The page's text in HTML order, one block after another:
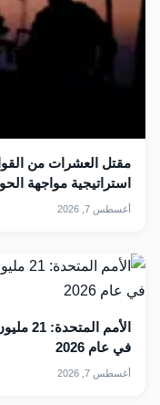
مقتل العشرات من
استراتيجية مواجهة
أغسطس 7, 2026
الأمم
في عام 2026
أغسطس 7, 2026